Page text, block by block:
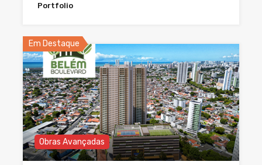
Portfolio
Em Destaque
Obras Avançadas